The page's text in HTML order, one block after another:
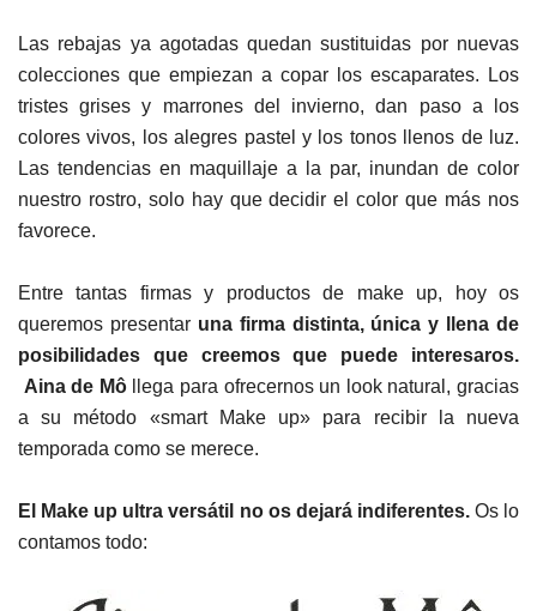
Las rebajas ya agotadas quedan sustituidas por nuevas
colecciones que empiezan a copar los escaparates. Los
tristes grises y marrones del invierno, dan paso a los
colores vivos, los alegres pastel y los tonos llenos de luz.
Las tendencias en maquillaje a la par, inundan de color
nuestro rostro, solo hay que decidir el color que más nos
favorece.
Entre tantas firmas y productos de make up, hoy os
queremos presentar una firma distinta, única y llena de
posibilidades que creemos que puede interesaros.
Aina de Môllega para ofrecernos un look natural, gracias
a su método «smart Make up» para recibir la nueva
temporada como se merece.
El Make up ultra versátil no os dejará indiferentes.Os lo
contamos todo: